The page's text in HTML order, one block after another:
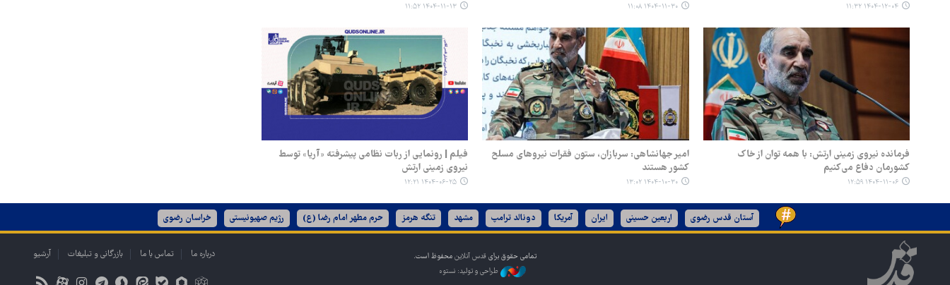
۱۴۰۴-۱۲-۰۴ ۱۱:۳۲ ۱۴۰۴-۱۱-۳۰ ۱۱:۰۸ ۱۴۰۴-۱۱-۱۳ ۱۱:۵۲
فرمانده نیروی زمینی ارتش: با همه توان از خاک
کشورمان دفاع می‌کنیم
۱۴۰۴-۱۱-۰۶ ۱۲:۵۹
امیر جهانشاهی: سربازان، ستون فقرات نیروهای مسلح
کشور هستند
۱۴۰۴-۱۰-۳۰ ۱۳:۰۲
فیلم | رونمایی از ربات نظامی پیشرفته «آریا» توسط
نیروی زمینی ارتش
۱۴۰۴-۰۶-۲۵ ۱۲:۲۱
آستان قدس رضوی اربعین حسینی ایران آمریکا دونالد ترامپ مشهد تنگه هرمز حرم مطهر امام رضا (ع) رژیم صهیونیستی خراسان رضوی
تمامی حقوق برای قدس آنلاین محفوظ است.
طراحی و تولید: نستوه
درباره ما تماس با ما بازرگانی و تبلیغات آرشیو